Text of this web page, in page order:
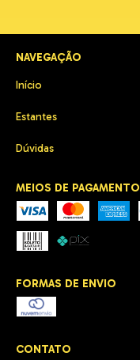
NAVEGAÇÃO
Início
Estantes
Dúvidas
MEIOS DE PAGAMENTO
FORMAS DE ENVIO
CONTATO